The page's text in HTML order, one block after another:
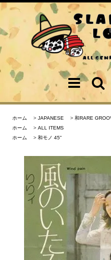
ホーム > JAPANESE > 和RARE
ホーム
> ALL ITEMS
ホーム
> 和モノ 45"